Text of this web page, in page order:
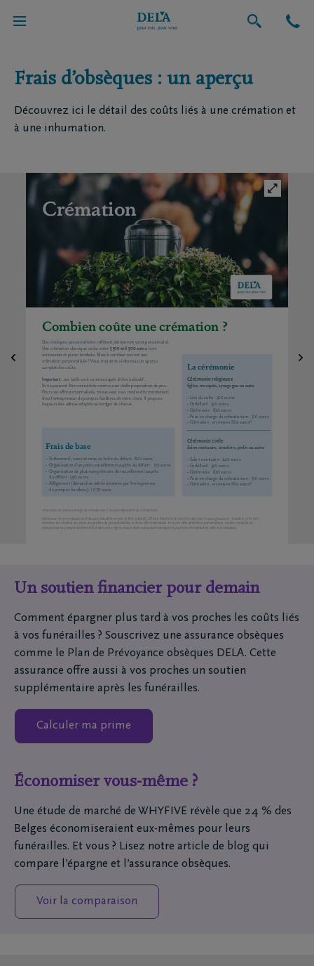
Funérailles
Frais d’obsèques : un aperçu
Découvrez ici le détail des coûts liés à une crémation et
à une inhumation.
Adresse e-mail
complément
du traitement
caractère
DELA et sur la
Des obsèques personnalisées reflètent pleinement votre personnalité.
Une crémation classique coûte entre 5 500 et 6 500 euros, hors
concession et pierre tombale. Mais à combien revient une
crémation personnalisée ? Vous trouverez ci-dessous un aperçu
complet des coûts.
Important : ces tarifs sont communiqués à titre indicatif.
Ils ne peuvent être considérés comme une réelle proposition de prix.
Pour une offre personnalisée, mieux vaut vous rendre dès maintenant
chez l’entrepreneur de pompes funèbres de votre choix. Il propose
toujours des adieux adaptés au budget de chacun.
Frais de base
∙ Enlèvement, soins et mise en bière du défunt : 820 euros
•   Organisation d’un petit recueillement auprès du défunt : 120 euros
•   Organisation de plusieurs périodes de recueillement auprès
   du défunt : 590 euros
•   Allègement (démarches administratives par l’entrepreneur
   de pompes funèbres): 1 070 euros
* hors frais de prise en charge du crématorium / Les prix dépendent du crématorium.
Disclaimer: les prix indiqués sont des prix indicatifs moyens (à titre indicatif ). DELA a élaboré cette liste indicative avec le plus grand soin. Toutefois, cette liste
indicative ne constitue pas d’une proposition de prix individuelle, ni d’une offre individuelle. Pour une offre détaillée et personnalisée, veuillez contacter un
entrepreneur de pompes funèbres DELA dans votre région. Aucun droit contractuel individuel ne peut donc être déduit de cette liste indicative.
Crémation
La cérémonie
Cérémonie religieuse
Église, mosquée, synagogue ou autre
• Lieu du culte : 300 euros
• Corbillard : 340 euros
• Cérémonie : 820 euros
• Prise en charge du crématorium : 310 euros
• Crémation : en moyen 660 euros*
Cérémonie civile
Salon mortuaire, cimetière, jardin ou autre
• Salon mortuaire : 240 euros
• Corbillard : 340 euros
• Cérémonie : 820 euros
• Prise en charge du crématorium : 310 euros
• Crémation : en moyen 660 euros*
Combien coûte une crémation ?
Un soutien financier pour demain
Comment épargner plus tard à vos proches les coûts liés
à vos funérailles ? Souscrivez une assurance obsèques
comme le Plan de Prévoyance obsèques DELA. Cette
assurance offre aussi à vos proches un soutien
supplémentaire après les funérailles.
Calculer ma prime
Économiser vous-même ?
Une étude de marché de WHYFIVE révèle que 24 % des
Belges économiseraient eux-mêmes pour leurs
funérailles. Et vous ? Lisez notre article de blog qui
compare l’épargne et l’assurance obsèques.
Voir la comparaison